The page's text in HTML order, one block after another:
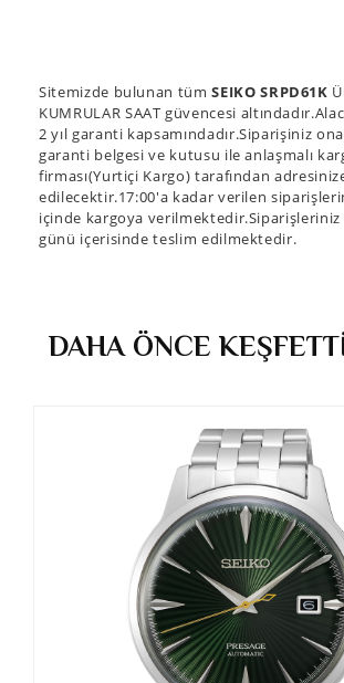
Sitemizde bulunan tümSEIKO SRPD61K
KUMRULAR SAAT güvencesi
2 yıl garanti kapsamındadır.Siparişiniz
garanti belgesi ve kutusu ile anlaşmalı
firması(Yurtiçi Kargo) tarafından
edilecektir.17:00'a kadar verilen
içinde kargoya
günü içerisinde teslim edilmektedir.
DAHA ÖNCE